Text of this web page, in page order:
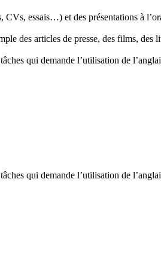
CVs, essais…) et des présentations à
des articles de presse, des films, des
qui demande l’utilisation de
qui demande l’utilisation de